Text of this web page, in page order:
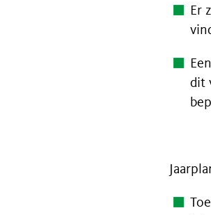
Er
dit